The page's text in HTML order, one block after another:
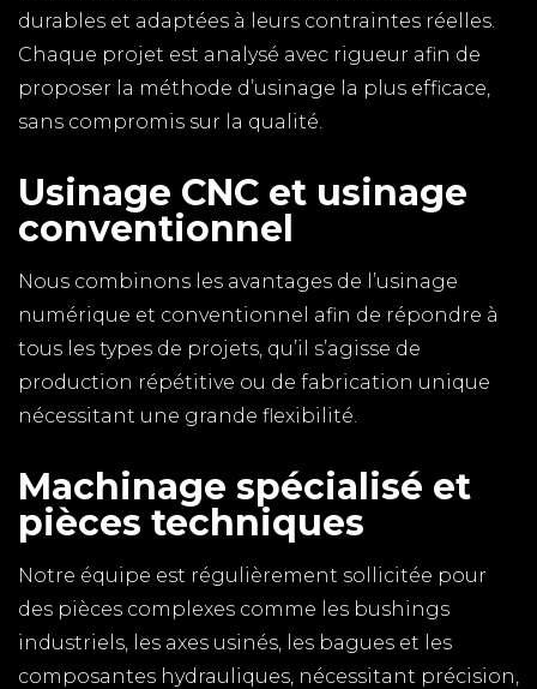
durables et adaptées à leurs contraintes réelles.
Chaque projet est analysé avec rigueur afin de
proposer la méthode d’usinage la plus efficace,
sans compromis sur la qualité.
Usinage CNC et usinage
conventionnel
Nous combinons les avantages de l’usinage
numérique et conventionnel afin de répondre à
tous les types de projets, qu’il s’agisse de
production répétitive ou de fabrication unique
nécessitant une grande flexibilité.
Machinage spécialisé et
pièces techniques
Notre équipe est régulièrement sollicitée pour
des pièces complexes comme les bushings
industriels, les axes usinés, les bagues et les
composantes hydrauliques, nécessitant précision,